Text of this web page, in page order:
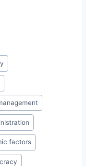
factors